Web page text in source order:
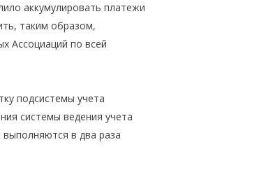
аккумулировать платежи
таким образом,
Ассоциаций по всей
подсистемы учета
системы ведения учета
выполняются в два раза